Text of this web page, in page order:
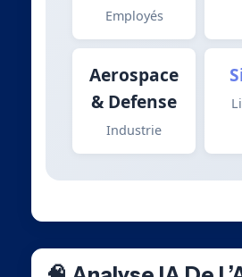
Employés
Aerospace
& Defense
Industrie